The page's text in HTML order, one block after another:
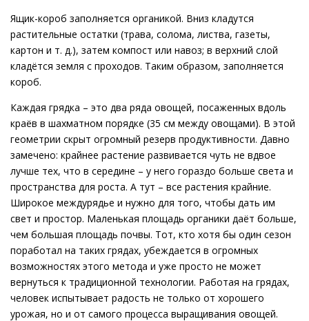
Ящик-короб заполняется органикой. Вниз кладутся
растительные остатки (трава, солома, листва, газеты,
картон и т. д.), затем компост или навоз; в верхний слой
кладётся земля с проходов. Таким образом, заполняется
короб.
Каждая грядка – это два ряда овощей, посаженных вдоль
краёв в шахматном порядке (35 см между овощами). В этой
геометрии скрыт огромный резерв продуктивности. Давно
замечено: крайнее растение развивается чуть не вдвое
лучше тех, что в середине – у него гораздо больше света и
пространства для роста. А тут – все растения крайние.
Широкое междурядье и нужно для того, чтобы дать им
свет и простор. Маленькая площадь органики даёт больше,
чем большая площадь почвы. Тот, кто хотя бы один сезон
поработал на таких грядах, убеждается в огромных
возможностях этого метода и уже просто не может
вернуться к традиционной технологии. Работая на грядах,
человек испытывает радость не только от хорошего
урожая, но и от самого процесса выращивания овощей.